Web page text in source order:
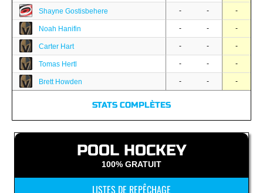
Shayne Gostisbehere - - -
Noah Hanifin - - -
Carter Hart - - -
Tomas Hertl - - -
Brett Howden - - -
STATS COMPLÈTES
POOL HOCKEY
100% GRATUIT
LISTES DE REPÊCHAGE